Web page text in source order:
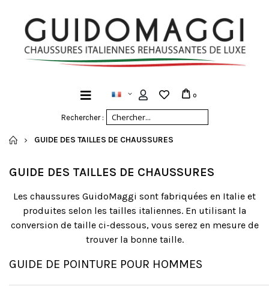
Rechercher :
0
ACCUEIL
GUIDE DES TAILLES DE CHAUSSURES
GUIDE DES TAILLES DE CHAUSSURES
Les chaussures GuidoMaggi sont fabriquées en Italie et
produites selon les tailles italiennes. En utilisant la
conversion de taille ci-dessous, vous serez en mesure de
trouver la bonne taille.
GUIDE DE POINTURE POUR HOMMES